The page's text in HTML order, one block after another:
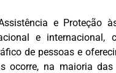
e Proteção
e internacional,
de pessoas e
ocorre, na maioria